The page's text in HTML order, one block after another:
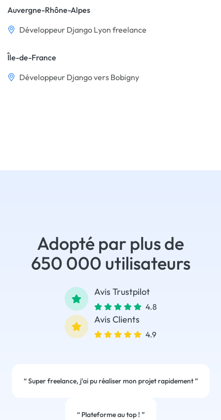
Auvergne-Rhône-Alpes
Développeur Django Lyon freelance
Île-de-France
Développeur Django vers Bobigny
Adopté par plus de
650 000 utilisateurs
Avis Trustpilot
4.8
Avis Clients
4.9
“Super freelance, j’ai pu réaliser mon projet rapidement”
“Plateforme au top ! ”